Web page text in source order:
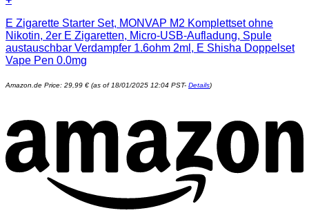
E Zigarette Starter Set, MONVAP M2 Komplettset ohne
Nikotin, 2er E Zigaretten, Micro-USB-Aufladung, Spule
austauschbar Verdampfer 1.6ohm 2ml, E Shisha Doppelset
Vape Pen 0.0mg
Amazon.de Price: 29,99 € (as of 18/01/2025 12:04 PST- Details)